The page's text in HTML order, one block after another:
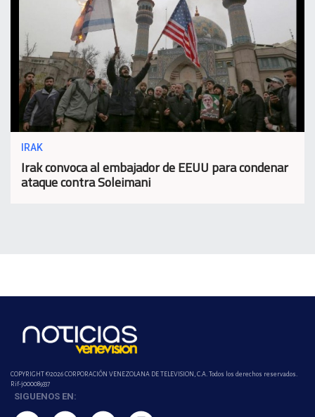
IRAK
Irak convoca al embajador de EEUU para condenar
ataque contra Soleimani
COPYRIGHT ©2026 CORPORACIÓN VENEZOLANA DE TELEVISION, C.A. Todos los derechos reservados.
Rif-j000089337
SIGUENOS EN: